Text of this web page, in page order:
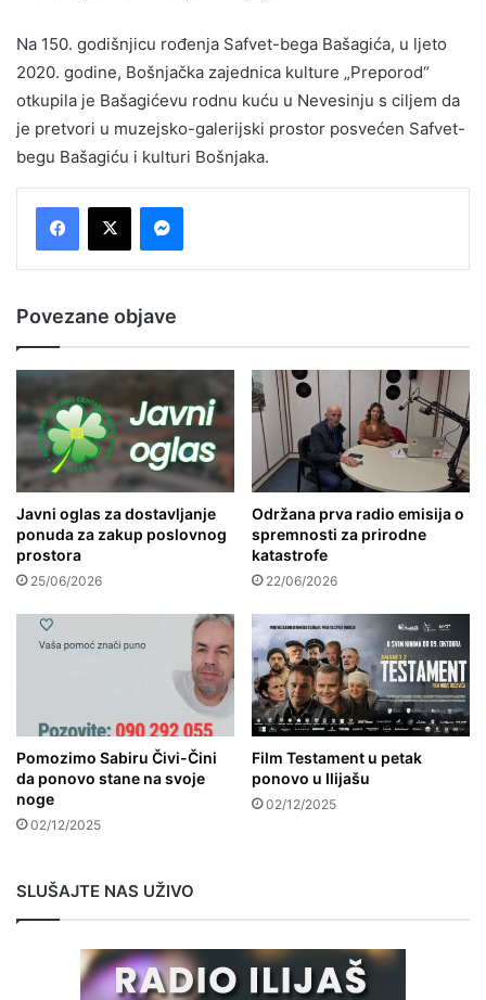
Na 150. godišnjicu rođenja Safvet-bega Bašagića, u ljeto
2020. godine, Bošnjačka zajednica kulture „Preporod“
otkupila je Bašagićevu rodnu kuću u Nevesinju s ciljem da
je pretvori u muzejsko-galerijski prostor posvećen Safvet-
begu Bašagiću i kulturi Bošnjaka.
Povezane objave
Javni oglas za dostavljanje
ponuda za zakup poslovnog
prostora
25/06/2026
Održana prva radio emisija o
spremnosti za prirodne
katastrofe
22/06/2026
Pomozimo Sabiru Čivi-Čini
da ponovo stane na svoje
noge
02/12/2025
Film Testament u petak
ponovo u Ilijašu
02/12/2025
SLUŠAJTE NAS UŽIVO